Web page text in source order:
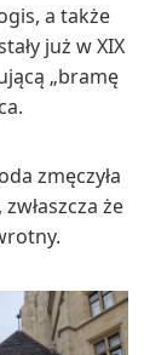
a także
już w XIX
„bramę
zmęczyła
że